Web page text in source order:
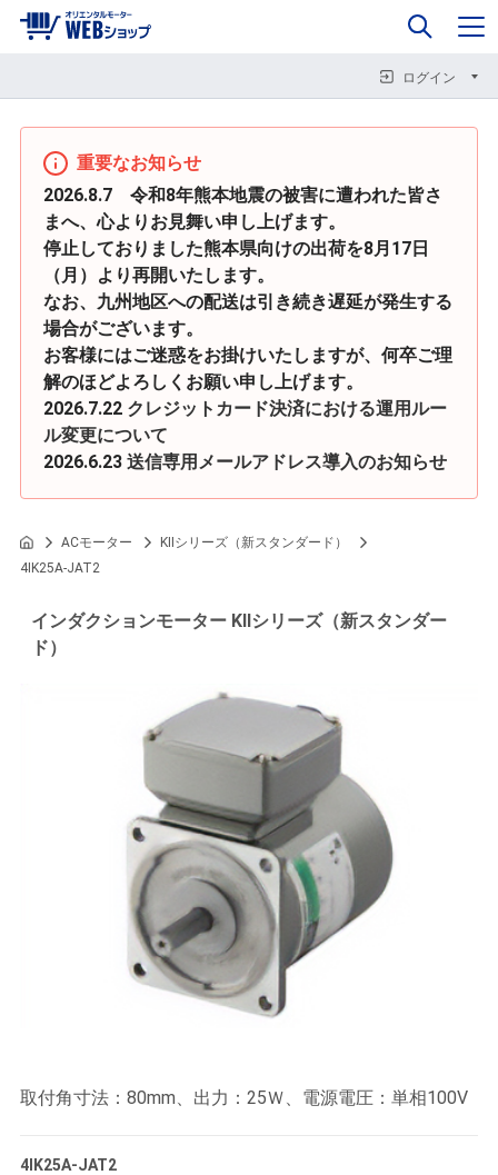
企業情報
ログイン
カート 0
重要なお知らせ
2026.8.7 令和8年熊本地震の被害に遭われた皆さ
まへ、心よりお見舞い申し上げます。
停止しておりました熊本県向けの出荷を8月17日
（月）より再開いたします。
なお、九州地区への配送は引き続き遅延が発生する
場合がございます。
お客様にはご迷惑をお掛けいたしますが、何卒ご理
解のほどよろしくお願い申し上げます。
2026.7.22 クレジットカード決済における運用ルー
ル変更について
2026.6.23 送信専用メールアドレス導入のお知らせ
ACモーター
KIIシリーズ（新スタンダード）
4IK25A-JAT2
インダクションモーター KIIシリーズ（新スタンダー
ド）
取付角寸法：80mm、出力：25Ｗ、電源電圧：単相100V
4IK25A-JAT2